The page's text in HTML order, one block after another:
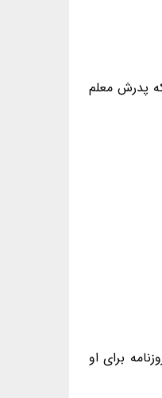
پدرش معلم
برای او